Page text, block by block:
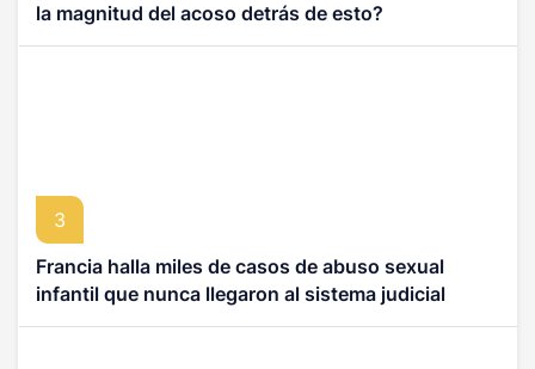
la magnitud del acoso detrás de esto?
3
Francia halla miles de casos de abuso sexual
infantil que nunca llegaron al sistema judicial